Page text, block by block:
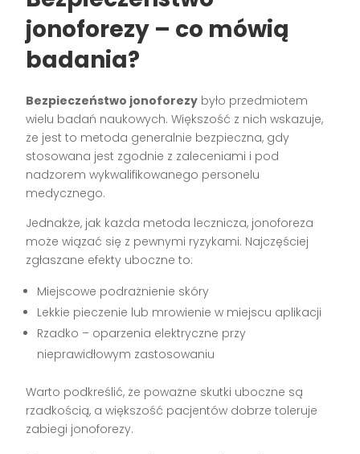
jonoforezy – co mówią
badania?
Bezpieczeństwo jonoforezy było przedmiotem
wielu badań naukowych. Większość z nich wskazuje,
że jest to metoda generalnie bezpieczna, gdy
stosowana jest zgodnie z zaleceniami i pod
nadzorem wykwalifikowanego personelu
medycznego.
Jednakże, jak każda metoda lecznicza, jonoforeza
może wiązać się z pewnymi ryzykami. Najczęściej
zgłaszane efekty uboczne to:
Miejscowe podrażnienie skóry
Lekkie pieczenie lub mrowienie w miejscu aplikacji
Rzadko – oparzenia elektryczne przy
nieprawidłowym zastosowaniu
Warto podkreślić, że poważne skutki uboczne są
rzadkością, a większość pacjentów dobrze toleruje
zabiegi jonoforezy.